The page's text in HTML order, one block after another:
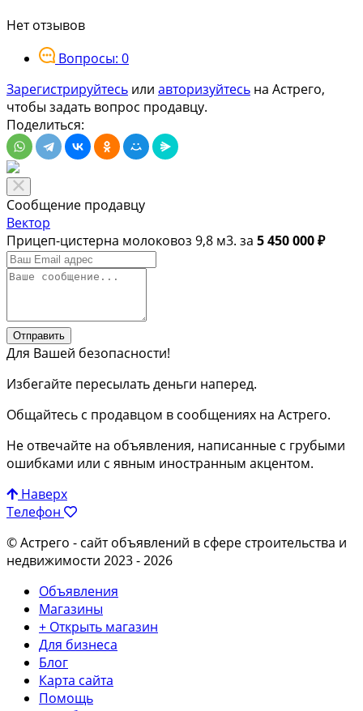
Нет отзывов
Вопросы: 0
Зарегистрируйтесь или авторизуйтесь на Астрего,
чтобы задать вопрос продавцу.
Поделиться:
Сообщение продавцу
Вектор
Прицеп-цистерна молоковоз 9,8 м3. за 5 450 000 ₽
Отправить
Для Вашей безопасности!
Избегайте пересылать деньги наперед.
Общайтесь с продавцом в сообщениях на Астрего.
Не отвечайте на объявления, написанные с грубыми
ошибками или с явным иностранным акцентом.
Наверх
Телефон
© Астрего - сайт объявлений в сфере строительства и
недвижимости 2023 - 2026
Объявления
Магазины
+ Открыть магазин
Для бизнеса
Блог
Карта сайта
Помощь